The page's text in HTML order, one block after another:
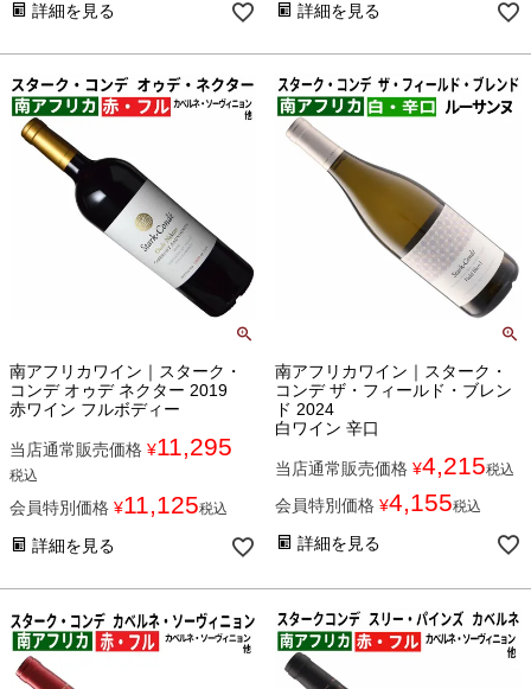
詳細を見る 詳細を見る
南アフリカワイン｜スターク・
コンデ オゥデ ネクター 2019
赤ワイン フルボディー
当店通常販売価格 ¥11,295
税込
会員特別価格 ¥11,125税込
詳細を見る
南アフリカワイン｜スターク・
コンデ ザ・フィールド・ブレン
ド 2024
白ワイン 辛口
当店通常販売価格 ¥4,215税込
会員特別価格 ¥4,155税込
詳細を見る